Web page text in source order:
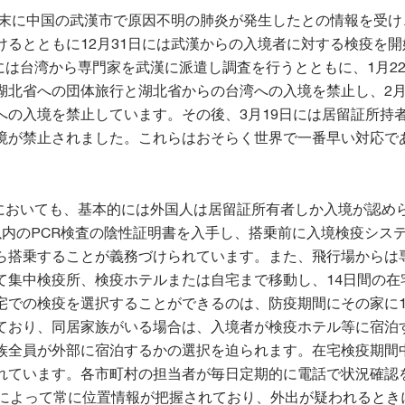
に中国の武漢市で原因不明の肺炎が発生したとの情報を受
るとともに12月31日には武漢からの入境者に対する検疫を
台湾から専門家を武漢に派遣し調査を行うとともに、1月
北省への団体旅行と湖北省からの台湾への入境を禁止し、2
の入境を禁止しています。その後、3月19日には居留証所持
が禁止されました。これらはおそらく世界で一番早い対応で
いても、基本的には外国人は居留証所有者しか入境が認め
のPCR検査の陰性証明書を入手し、搭乗前に入境検疫シス
搭乗することが義務づけられています。また、飛行場からは
集中検疫所、検疫ホテルまたは自宅まで移動し、14日間の在
での検疫を選択することができるのは、防疫期間にその家に
おり、同居家族がいる場合は、入境者が検疫ホテル等に宿泊
全員が外部に宿泊するかの選択を迫られます。在宅検疫期間
ています。各市町村の担当者が毎日定期的に電話で状況確認
よって常に位置情報が把握されており、外出が疑われるとき